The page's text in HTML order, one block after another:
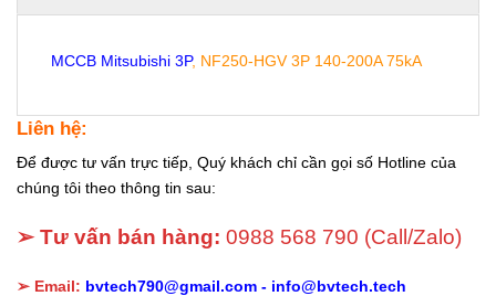
MCCB Mitsubishi 3P, NF250-HGV 3P 140-200A 75kA
Liên hệ:
Để được tư vấn trực tiếp, Quý khách chỉ cần gọi số Hotline của
chúng tôi theo thông tin sau:
➢ Tư vấn bán hàng: 0988 568 790 (Call/Zalo)
➢ Email: bvtech790@gmail.com - info@bvtech.tech